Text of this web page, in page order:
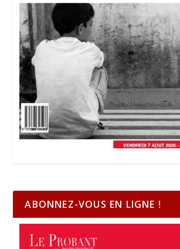
ABONNEZ-VOUS EN LIGNE !